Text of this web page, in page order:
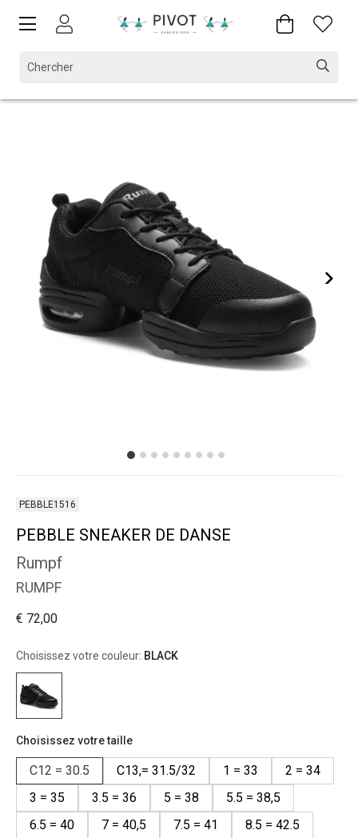
PEBBLE1516
PEBBLE SNEAKER DE DANSE
Rumpf
RUMPF
€ 72,00
Choisissez votre couleur: BLACK
Choisissez votre taille
C12 = 30.5 C13,= 31.5/32 1 = 33
2 = 34
3 = 35
3.5 = 36 5 = 38
5.5 = 38,5
6.5 = 40
7 = 40,5 7.5 = 41
8.5 = 42.5